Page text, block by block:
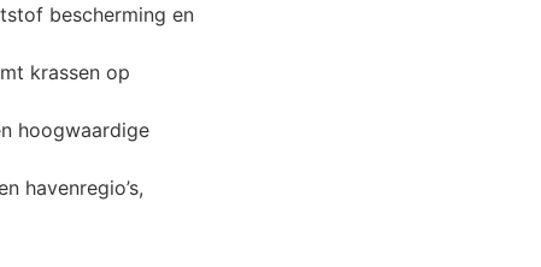
bescherming en
krassen op
hoogwaardige
havenregio’s,